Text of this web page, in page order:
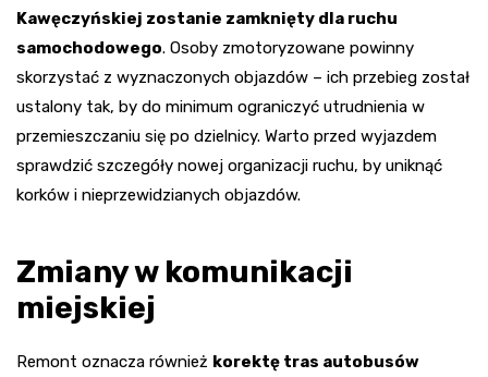
Kawęczyńskiej zostanie zamknięty dla ruchu
samochodowego. Osoby zmotoryzowane powinny
skorzystać z wyznaczonych objazdów – ich przebieg został
ustalony tak, by do minimum ograniczyć utrudnienia w
przemieszczaniu się po dzielnicy. Warto przed wyjazdem
sprawdzić szczegóły nowej organizacji ruchu, by uniknąć
korków i nieprzewidzianych objazdów.
Zmiany w komunikacji
miejskiej
Remont oznacza również korektę tras autobusów